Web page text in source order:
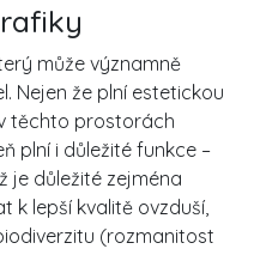
může významně
Nejen že plní estetickou
těchto prostorách
plní i důležité funkce –
je důležité zejména
k lepší kvalitě ovzduší,
(rozmanitost